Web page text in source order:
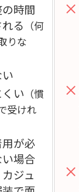
時間
る （何
りな
い （慣
受けれ
が必
場合
ジュ